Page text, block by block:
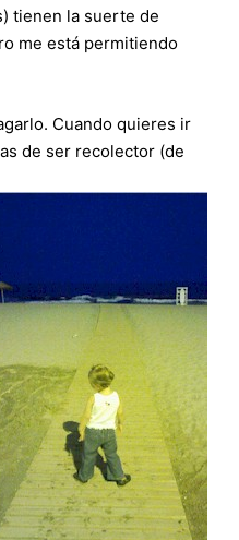
tienen la suerte de
me está permitiendo
Cuando quieres ir
de ser recolector (de